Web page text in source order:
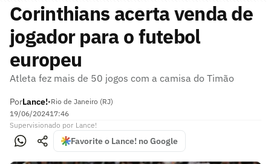
Corinthians acerta venda de
jogador para o futebol
europeu
Atleta fez mais de 50 jogos com a camisa do Timão
PorLance!•Rio de Janeiro (RJ)
19/06/202417:46
Supervisionado por Lance!
Favorite o Lance! no Google